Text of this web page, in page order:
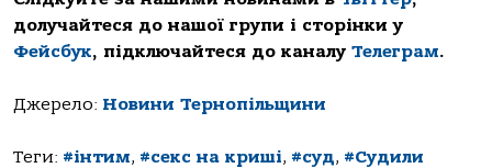
долучайтеся до нашої групи і сторінки у
Фейсбук, підключайтеся до каналу Телеграм.
Джерело: Новини Тернопільщини
Теги: #інтим, #секс на криші, #суд, #Судили